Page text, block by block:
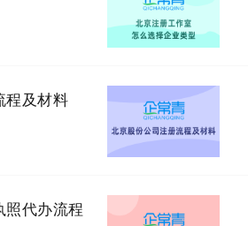
程及材料
照代办流程